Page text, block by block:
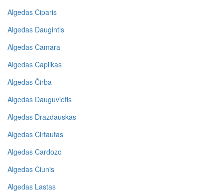
Algedas Ciparis
Algedas Daugintis
Algedas Camara
Algedas Čaplikas
Algedas Čirba
Algedas Dauguvietis
Algedas Drazdauskas
Algedas Cirtautas
Algedas Cardozo
Algedas Ciunis
Algedas Lastas